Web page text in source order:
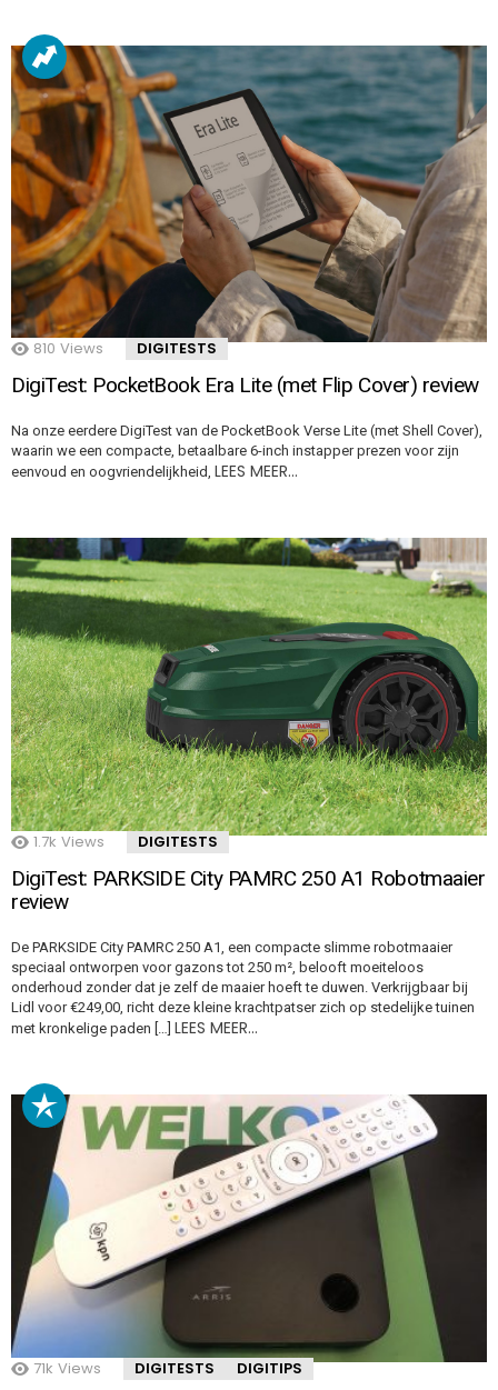
810 Views DIGITESTS
DigiTest: PocketBook Era Lite (met Flip Cover) review
Na onze eerdere DigiTest van de PocketBook Verse Lite (met Shell Cover),
waarin we een compacte, betaalbare 6-inch instapper prezen voor zijn
eenvoud en oogvriendelijkheid, LEES MEER…
1.7k Views DIGITESTS
DigiTest: PARKSIDE City PAMRC 250 A1 Robotmaaier
review
De PARKSIDE City PAMRC 250 A1, een compacte slimme robotmaaier
speciaal ontworpen voor gazons tot 250 m², belooft moeiteloos
onderhoud zonder dat je zelf de maaier hoeft te duwen. Verkrijgbaar bij
Lidl voor €249,00, richt deze kleine krachtpatser zich op stedelijke tuinen
met kronkelige paden […] LEES MEER…
71k Views DIGITESTS DIGITIPS